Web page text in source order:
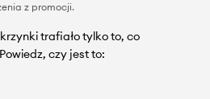
z promocji.
trafiało tylko to, co
czy jest to: